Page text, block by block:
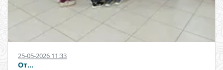
25-05-2026 11:33
От...